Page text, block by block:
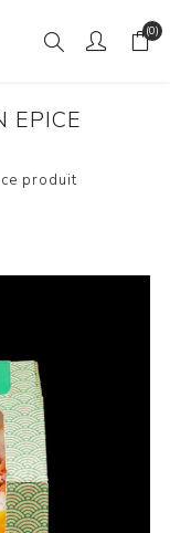
(0)
EPICE
produit